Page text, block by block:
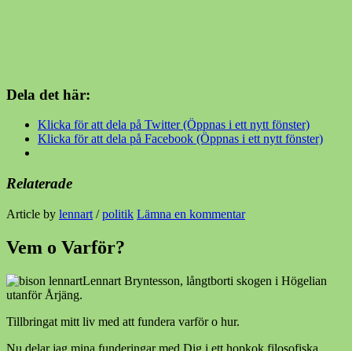
Dela det här:
Klicka för att dela på Twitter (Öppnas i ett nytt fönster)
Klicka för att dela på Facebook (Öppnas i ett nytt fönster)
Relaterade
Article by lennart /politik Lämna en kommentar
Vem o Varför?
Lennart Bryntesson, långtborti skogen i Högelian
utanför Årjäng.
Tillbringat mitt liv med att fundera varför o hur.
Nu delar jag mina funderingar med Dig i ett hopkok filosofiska